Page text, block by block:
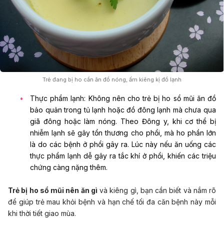
Trẻ đang bị ho cần ăn đồ nóng, ấm kiêng kị đồ lạnh
Thực phẩm lạnh: Không nên cho trẻ bị ho sổ mũi ăn đồ
bảo quản trong tủ lạnh hoặc đồ đông lạnh mà chưa qua
giã đông hoặc làm nóng. Theo Đông y, khi cơ thể bị
nhiễm lạnh sẽ gây tổn thương cho phổi, mà ho phần lớn
là do các bệnh ở phổi gây ra. Lúc này nếu ăn uống các
thực phẩm lạnh dễ gây ra tắc khí ở phổi, khiến các triệu
chứng càng nặng thêm.
Trẻ bị ho sổ mũi nên ăn gì và kiêng gì, bạn cần biết và nắm rõ
để giúp trẻ mau khỏi bệnh và hạn chế tối đa căn bệnh này mỗi
khi thời tiết giao mùa.